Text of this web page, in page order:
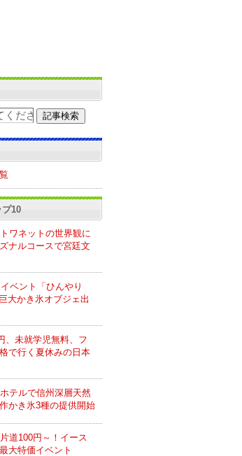
10
ワネットの世界観に
ナルコースで宮廷文
ベント「ひんやり
大かき氷オブジェ出
、未就学児無料、フ
で行く夏休みの日本
テルで信州深層天然
かき氷3種の提供開始
道100円～！イース
大特価イベント